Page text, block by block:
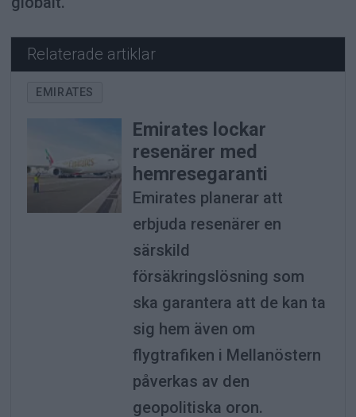
Relaterade artiklar
EMIRATES
Emirates lockar
resenärer med
hemresegaranti
Emirates planerar att
erbjuda resenärer en
särskild
försäkringslösning som
ska garantera att de kan ta
sig hem även om
flygtrafiken i Mellanöstern
påverkas av den
geopolitiska oron.